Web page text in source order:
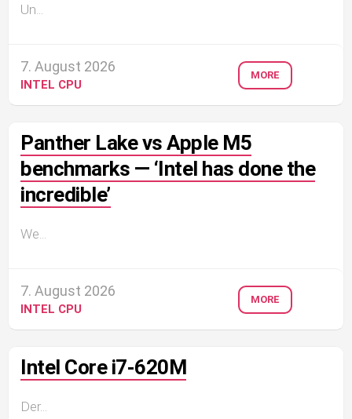
Un...
7. August 2026
INTEL CPU
MORE
Panther Lake vs Apple M5
benchmarks — ‘Intel has done the
incredible’
We...
7. August 2026
INTEL CPU
MORE
Intel Core i7-620M
Der...